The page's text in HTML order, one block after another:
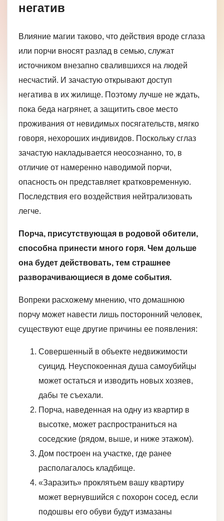
негатив
Влияние магии таково, что действия вроде сглаза
или порчи вносят разлад в семью, служат
источником внезапно свалившихся на людей
несчастий. И зачастую открывают доступ
негатива в их жилище. Поэтому лучше не ждать,
пока беда нагрянет, а защитить свое место
проживания от невидимых посягательств, мягко
говоря, нехороших индивидов. Поскольку сглаз
зачастую накладывается неосознанно, то, в
отличие от намеренно наводимой порчи,
опасность он представляет кратковременную.
Последствия его воздействия нейтрализовать
легче.
Порча, присутствующая в родовой обители,
способна принести много горя. Чем дольше
она будет действовать, тем страшнее
разворачивающиеся в доме события.
Вопреки расхожему мнению, что домашнюю
порчу может навести лишь посторонний человек,
существуют еще другие причины ее появления:
Совершенный в объекте недвижимости
суицид. Неуспокоенная душа самоубийцы
может остаться и изводить новых хозяев,
дабы те съехали.
Порча, наведенная на одну из квартир в
высотке, может распространиться на
соседские (рядом, выше, и ниже этажом).
Дом построен на участке, где ранее
располагалось кладбище.
«Заразить» проклятьем вашу квартиру
может вернувшийся с похорон сосед, если
подошвы его обуви будут измазаны